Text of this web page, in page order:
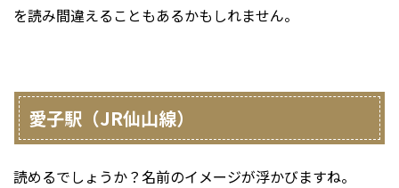
を読み間違えることもあるかもしれません。
愛子駅（JR仙山線）
読めるでしょうか？名前のイメージが浮かびますね。